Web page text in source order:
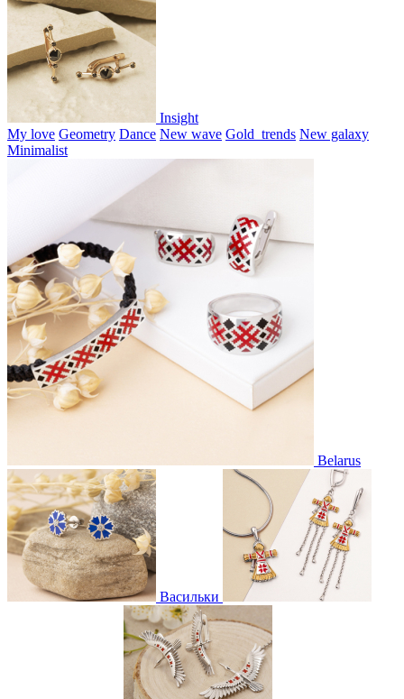
Insight
My love Geometry Dance New wave Gold_trends New galaxy
Minimalist
Belarus
Васильки